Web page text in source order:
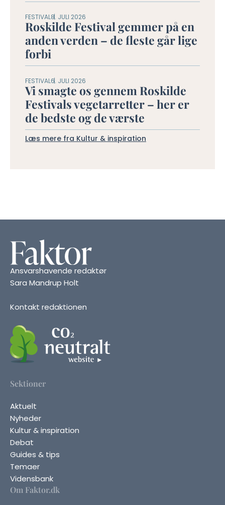
FESTIVAL8. JULI 2026
Roskilde Festival gemmer på en
anden verden – de fleste går lige
forbi
FESTIVAL6. JULI 2026
Vi smagte os gennem Roskilde
Festivals vegetarretter – her er
de bedste og de værste
Læs mere fra Kultur & inspiration
Ansvarshavende redaktør
Sara Mandrup Holt
Kontakt redaktionen
Sektioner
Aktuelt
Nyheder
Kultur & inspiration
Debat
Guides & tips
Temaer
Vidensbank
Om Faktor.dk